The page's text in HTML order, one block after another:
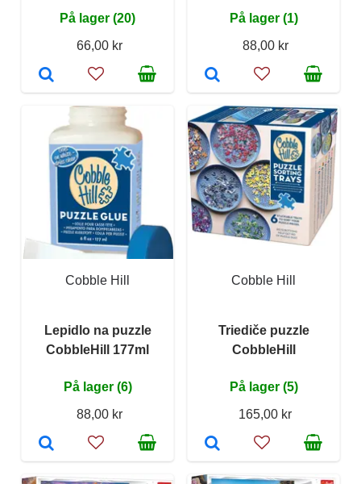
På lager (20)
66,00 kr
På lager (1)
88,00 kr
Cobble Hill
Lepidlo na puzzle
CobbleHill 177ml
På lager (6)
88,00 kr
Cobble Hill
Triediče puzzle
CobbleHill
På lager (5)
165,00 kr